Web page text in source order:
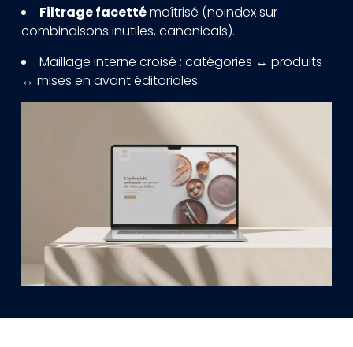
Filtrage facettémaîtrisé (noindex sur
combinaisons inutiles, canonicals).
Maillage interne croisé : catégories ↔ produits
↔ mises en avant éditoriales.